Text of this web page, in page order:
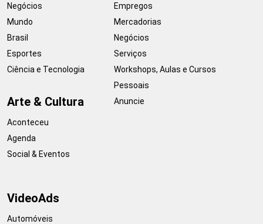
Negócios
Mundo
Brasil
Esportes
Ciência e Tecnologia
Arte & Cultura
Aconteceu
Agenda
Social & Eventos
Empregos
Mercadorias
Negócios
Serviços
Workshops, Aulas e Cursos
Pessoais
Anuncie
VideoAds
Automóveis